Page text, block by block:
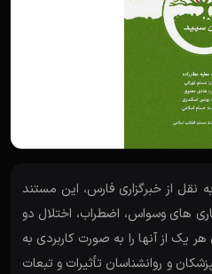
نقل از خبرگزاری فارس، این مستند
های وسواس، اضطراب، اختلال دو
یک از آنها را به صورت کاربردی به
و روانشناسان تأثیرات و تبعات